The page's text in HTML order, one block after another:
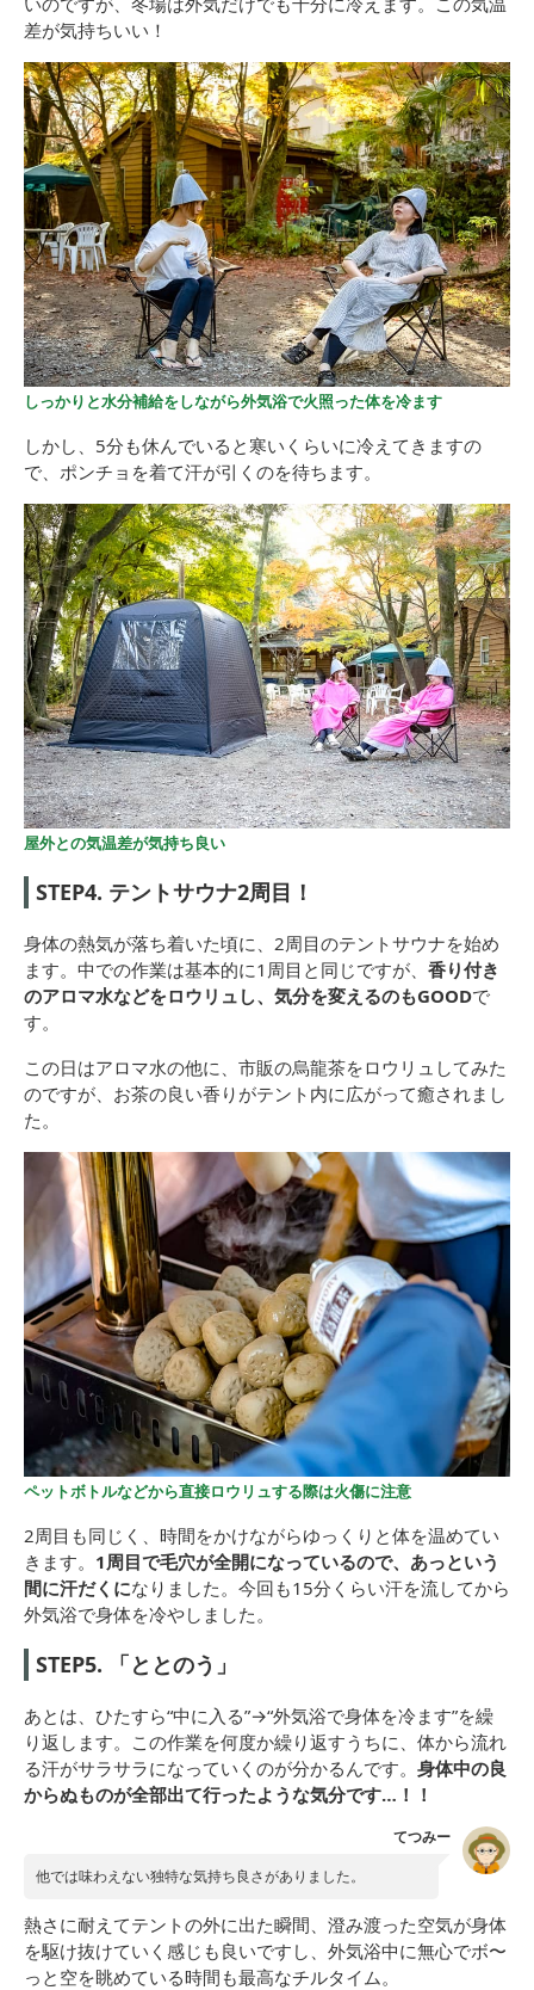
差が気持ちいい！
しっかりと水分補給をしながら外気浴で火照った体を冷ます
しかし、5分も休んでいると寒いくらいに冷えてきますの
で、ポンチョを着て汗が引くのを待ちます。
屋外との気温差が気持ち良い
STEP4. テントサウナ2周目！
身体の熱気が落ち着いた頃に、2周目のテントサウナを始め
ます。中での作業は基本的に1周目と同じですが、 香り付き
のアロマ水などをロウリュし、気分を変えるのもGOODで
す。
この日はアロマ水の他に、市販の烏龍茶をロウリュしてみた
のですが、お茶の良い香りがテント内に広がって癒されまし
た。
ペットボトルなどから直接ロウリュする際は火傷に注意
2周目も同じく、時間をかけながらゆっくりと体を温めてい
きます。 1周目で毛穴が全開になっているので、あっという
間に汗だくになりました。今回も15分くらい汗を流してから
外気浴で身体を冷やしました。
STEP5. 「ととのう」
あとは、ひたすら“中に入る”→“外気浴で身体を冷ます”を繰
り返します。この作業を何度か繰り返すうちに、体から流れ
る汗がサラサラになっていくのが分かるんです。 身体中の良
からぬものが全部出て行ったような気分です…！！
てつみー
他では味わえない独特な気持ち良さがありました。
熱さに耐えてテントの外に出た瞬間、澄み渡った空気が身体
を駆け抜けていく感じも良いですし、外気浴中に無心でボ〜
っと空を眺めている時間も最高なチルタイム。